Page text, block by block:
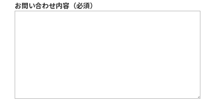
お問い合わせ内容（必須）